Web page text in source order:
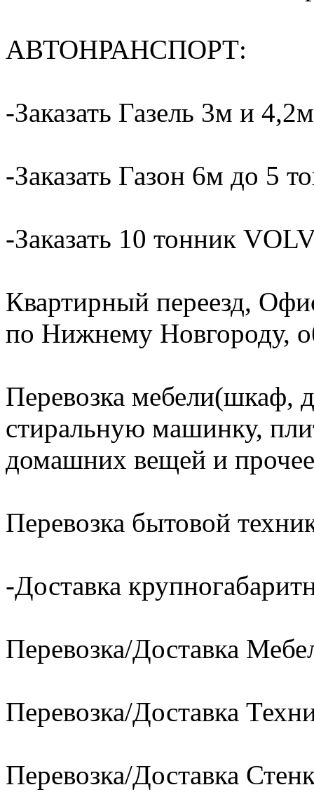
АВТОНРАНСПОРТ:
-Заказать Газель 3м и
-Заказать Газон 6м до 5
-Заказать 10 тонник
Квартирный переезд,
по Нижнему Новгороду,
Перевозка мебели(шкаф,
стиральную машинку,
домашних вещей и
Перевозка бытовой
-Доставка
Перевозка/Доставка
Перевозка/Доставка
Перевозка/Доставка